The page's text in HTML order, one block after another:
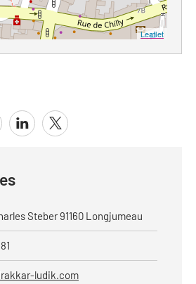
Leaflet
Steber 91160 Longjumeau
ludik.com